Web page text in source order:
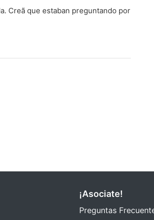
Creã­ que estaban preguntando por
¡Asociate!
Preguntas